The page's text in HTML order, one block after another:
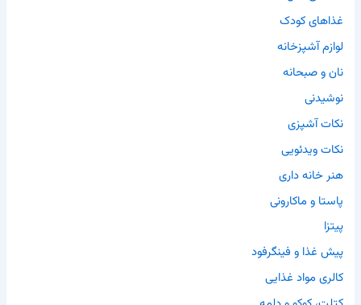
غذاهای کودک
لوازم آشپزخانه
نان و صبحانه
نوشیدنی
نکات آشپزی
نکات ویدئویی
هنر خانه داری
پاستا و ماکارونی
پیتزا
پیش غذا و فینگرفود
کالری مواد غذایی